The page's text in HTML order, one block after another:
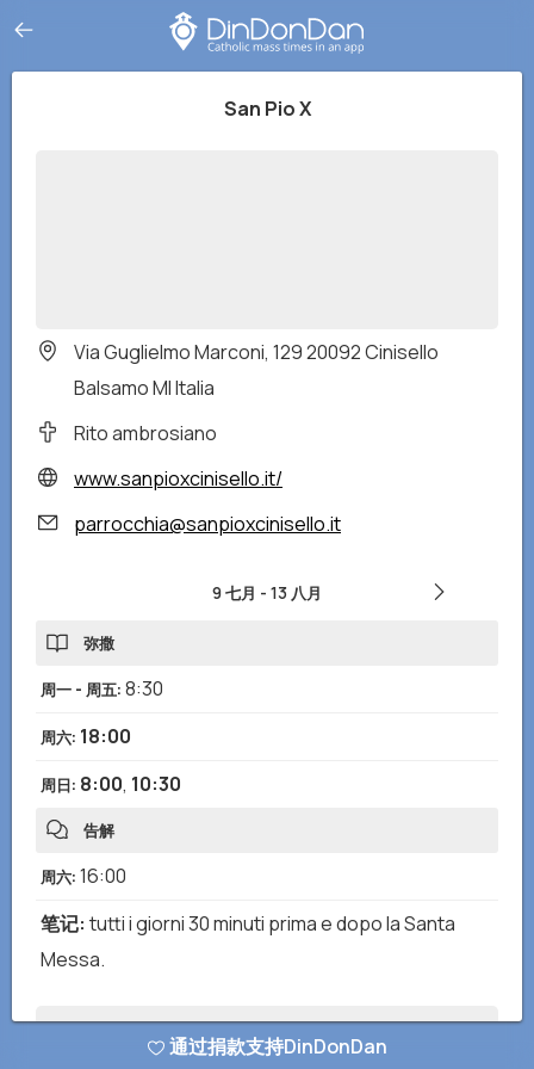
San Pio X
Via Guglielmo Marconi, 129 20092 Cinisello
Balsamo MI Italia
Rito ambrosiano
www.sanpioxcinisello.it/
parrocchia@sanpioxcinisello.it
9 七月 - 13 八月
弥撒
周一 - 周五: 8:30
周六: 18:00
周日: 8:00, 10:30
告解
周六: 16:00
笔记: tutti i giorni 30 minuti prima e dopo la Santa
Messa.
您是否注意到任何错误或缺失的信息？发送报告给我们，我们将尽快纠
通过捐款支持DinDonDan